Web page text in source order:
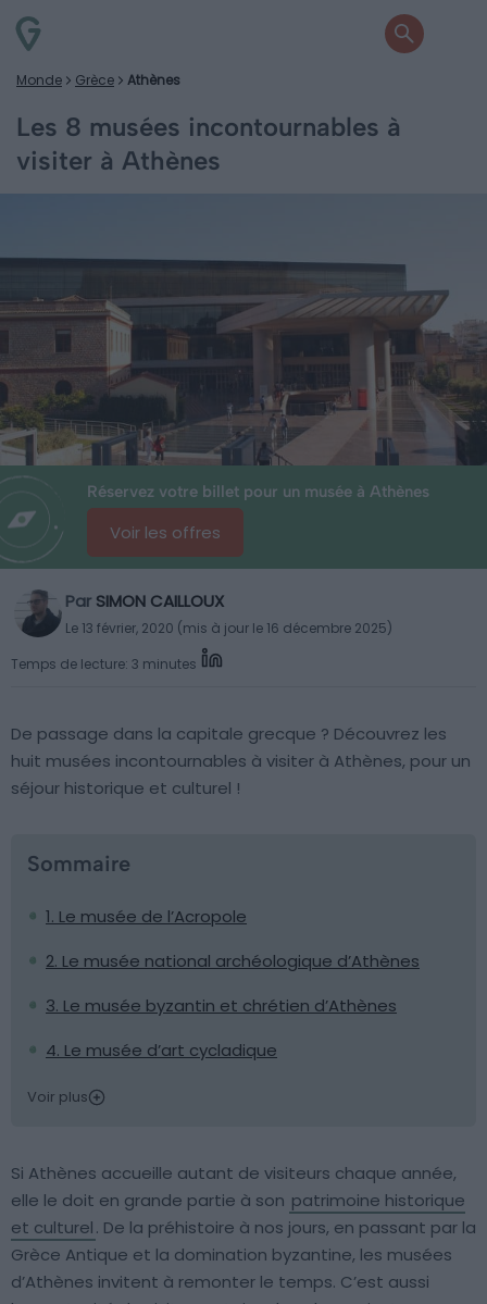
Monde Grèce Athènes
Les 8 musées incontournables à
visiter à Athènes
Réservez votre billet pour un musée à Athènes
Voir les offres
Par SIMON CAILLOUX
Le 13 février, 2020 (mis à jour le 16 décembre 2025)
Temps de lecture: 3 minutes
De passage dans la capitale grecque ? Découvrez les
huit musées incontournables à visiter à Athènes, pour un
séjour historique et culturel !
Sommaire
1. Le musée de l’Acropole
2. Le musée national archéologique d’Athènes
3. Le musée byzantin et chrétien d’Athènes
4. Le musée d’art cycladique
Voir plus
Si Athènes accueille autant de visiteurs chaque année,
elle le doit en grande partie à son patrimoine historique
et culturel. De la préhistoire à nos jours, en passant par la
Grèce Antique et la domination byzantine, les musées
d’Athènes invitent à remonter le temps. C’est aussi